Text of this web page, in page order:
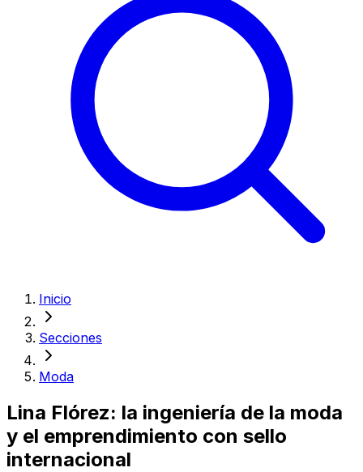
Inicio
Secciones
Moda
Lina Flórez: la ingeniería de la moda
y el emprendimiento con sello
internacional